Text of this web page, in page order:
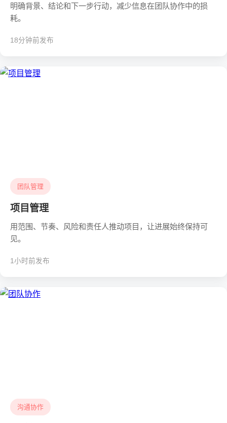
明确背景、结论和下一步行动，减少信息在团队协作中的损
耗。
18分钟前发布
团队管理
项目管理
用范围、节奏、风险和责任人推动项目，让进展始终保持可
见。
1小时前发布
沟通协作